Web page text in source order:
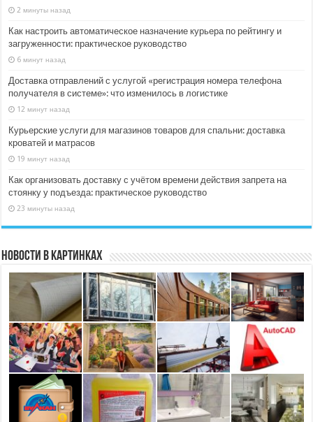
2 минуты назад
Как настроить автоматическое назначение курьера по рейтингу и
загруженности: практическое руководство
6 минут назад
Доставка отправлений с услугой «регистрация номера телефона
получателя в системе»: что изменилось в логистике
12 минут назад
Курьерские услуги для магазинов товаров для спальни: доставка
кроватей и матрасов
19 минут назад
Как организовать доставку с учётом времени действия запрета на
стоянку у подъезда: практическое руководство
23 минуты назад
Новости в картинках